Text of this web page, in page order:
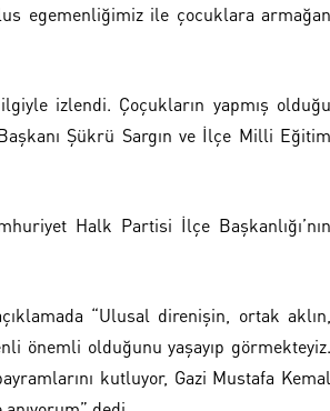
egemenliğimiz ile çocuklara armağan
izlendi. Çoçukların yapmış olduğu
Şükrü Sargın ve İlçe Milli Eğitim
Halk Partisi İlçe Başkanlığı’nın
“Ulusal direnişin, ortak aklın,
önemli olduğunu yaşayıp görmekteyiz.
kutluyor, Gazi Mustafa Kemal